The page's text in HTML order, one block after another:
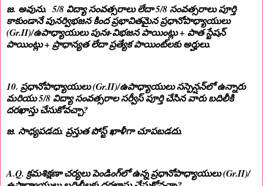
జ. అవును. 5/8 విద్యా సంవత్సరాలు లేదా 5/8 సంవత్సరాలు పూర్తి
కాకుండానే పునర్విభజన కింద ప్రభావితమైన ప్రధానోపాధ్యాయులు
(Gr.II)/ఉపాధ్యాయులు పునః-విభజన పాయింట్లు + పాత స్టేషన్
పాయింట్లు + ప్రాధాన్యత లేదా ప్రత్యేక పాయింట్‌లకు అర్హులు.
10. ప్రధానోపాధ్యాయులు (Gr.II)/ఉపాధ్యాయులు సస్పెన్షన్‌లో ఉన్నారు
మరియు 5/8 విద్యా సంవత్సరాల సర్వీస్ పూర్తి చేసిన వారు బదిలీకి
దరఖాస్తు చేసుకోవచ్చా?
జ. సాధ్యపడదు. ప్రస్తుత పోస్ట్ ఖాళీగా చూపబడదు.
A.Q. క్రమశిక్షణా చర్యలు పెండింగ్‌లో ఉన్న ప్రధానోపాధ్యాయులు (Gr.II)/